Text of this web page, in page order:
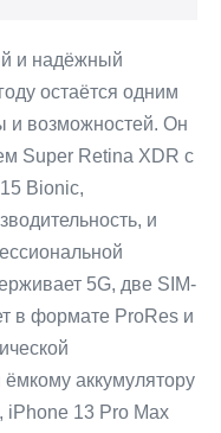
и надёжный
остаётся одним
и возможностей. Он
Super Retina XDR с
Bionic,
и
5G, две SIM-
в формате ProRes и
аккумулятору
iPhone 13 Pro Max